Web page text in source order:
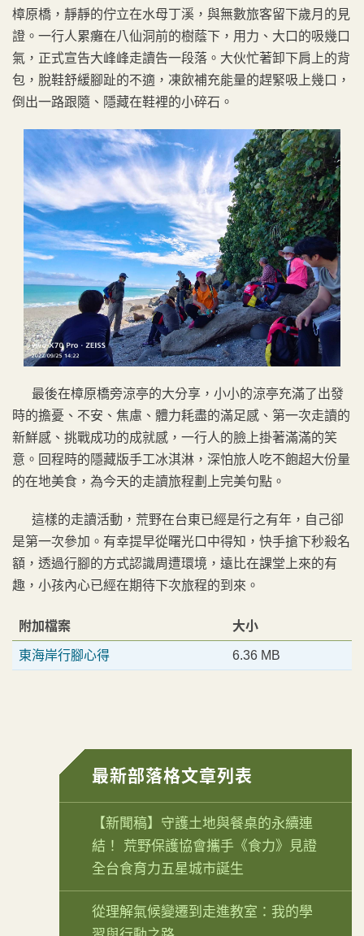
樟原橋，靜靜的佇立在水母丁溪，與無數旅客留下歲月的見
證。一行人累癱在八仙洞前的樹蔭下，用力、大口的吸幾口
氣，正式宣告大峰峰走讀告一段落。大伙忙著卸下肩上的背
包，脫鞋舒緩腳趾的不適，凍飲補充能量的趕緊吸上幾口，
倒出一路跟隨、隱藏在鞋裡的小碎石。
最後在樟原橋旁涼亭的大分享，小小的涼亭充滿了出發
時的擔憂、不安、焦慮、體力耗盡的滿足感、第一次走讀的
新鮮感、挑戰成功的成就感，一行人的臉上掛著滿滿的笑
意。回程時的隱藏版手工冰淇淋，深怕旅人吃不飽超大份量
的在地美食，為今天的走讀旅程劃上完美句點。
這樣的走讀活動，荒野在台東已經是行之有年，自己卻
是第一次參加。有幸提早從曙光口中得知，快手搶下秒殺名
額，透過行腳的方式認識周遭環境，遠比在課堂上來的有
趣，小孩內心已經在期待下次旅程的到來。
附加檔案 大小
東海岸行腳心得 6.36 MB
最新部落格文章列表
【新聞稿】守護土地與餐桌的永續連
結！ 荒野保護協會攜手《食力》見證
全台食育力五星城市誕生
從理解氣候變遷到走進教室：我的學